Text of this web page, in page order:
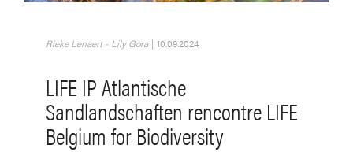
Rieke Lenaert - Lily Gora | 10.09.2024
LIFE IP Atlantische
Sandlandschaften rencontre LIFE
Belgium for Biodiversity